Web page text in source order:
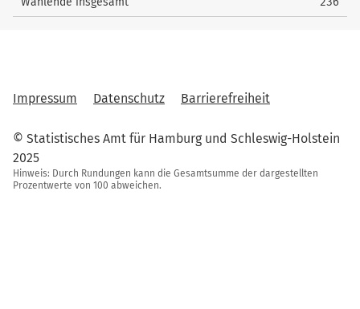
Impressum Datenschutz Barrierefreiheit
© Statistisches Amt für Hamburg und Schleswig-Holstein
2025
Hinweis: Durch Rundungen kann die Gesamtsumme der dargestellten
Prozentwerte von 100 abweichen.